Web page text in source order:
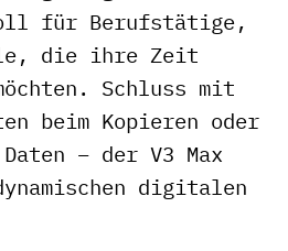
für Berufstätige,
die ihre Zeit
Schluss mit
beim Kopieren oder
– der V3 Max
digitalen